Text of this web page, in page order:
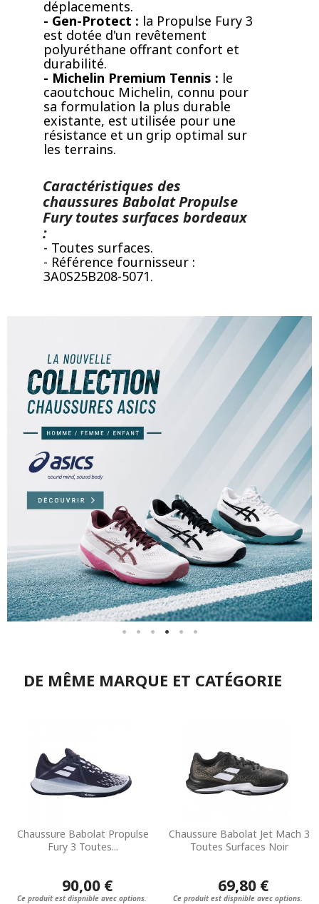
déplacements.
- Gen-Protect : la Propulse Fury 3
est dotée d'un revêtement
polyuréthane offrant confort et
durabilité.
- Michelin Premium Tennis : le
caoutchouc Michelin, connu pour
sa formulation la plus durable
existante, est utilisée pour une
résistance et un grip optimal sur
les terrains.
Caractéristiques des
chaussures Babolat Propulse
Fury toutes surfaces bordeaux
:
- Toutes surfaces.
- Référence fournisseur :
3A0S25B208-5071.
DE MÊME MARQUE ET CATÉGORIE
Chaussure Babolat Propulse
Fury 3 Toutes...
90,00 €
Ce produit est dispnible avec options.
Chaussure Babolat Jet Mach 3
Toutes Surfaces Noir
69,80 €
Ce produit est dispnible avec options.